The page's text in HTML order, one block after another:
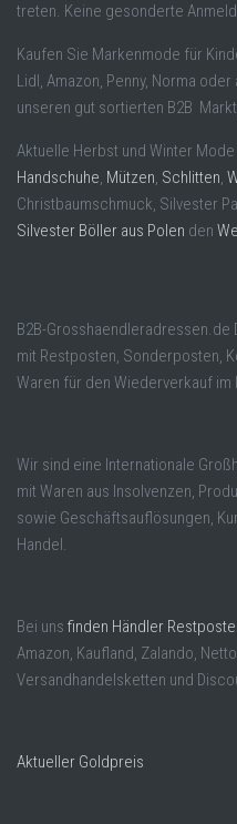
treten. Keine gesonderte
Kaufen Sie Markenmode für
Lidl, Amazon, Penny, Norma
unseren gut sortierten B2B
Aktuelle Herbst und Winter
Handschuhe, Mützen, Schlitten,
Christbaumschmuck, Silvester
Silvester Böller aus Polen den
B2B-Grosshaendleradressen.de
mit Restposten, Sonderposten,
Waren für den Wiederverkauf im
Wir sind eine Internationale
mit Waren aus Insolvenzen,
sowie Geschäftsauflösungen,
Handel.
Bei uns finden Händler
Amazon, Kaufland, Zalando,
Versandhandelsketten und
Aktueller Goldpreis